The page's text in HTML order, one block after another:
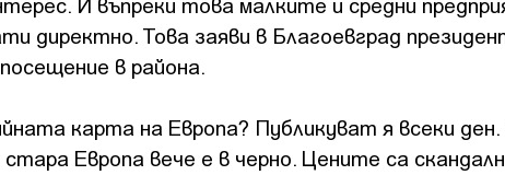
директно. Това заяви в Благоевград
в района.
карта на Европа? Публикуват я всеки
Европа вече е в черно. Цените са